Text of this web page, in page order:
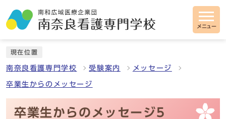
メニュー
現在位置
南奈良看護専門学校 受験案内 メッセージ
卒業生からのメッセージ
卒業生からのメッセージ5